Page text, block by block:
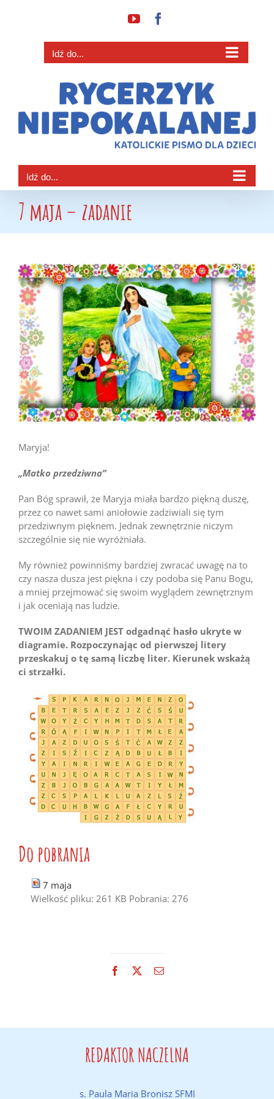
YouTube
Idź do...
Idź do...
7 maja – zadanie
Pokaż
większy
obrazek
Maryja!
„Matko przedziwna”
Pan Bóg sprawił, że Maryja miała bardzo piękną duszę,
przez co nawet sami aniołowie zadziwiali się tym
przedziwnym pięknem. Jednak zewnętrznie niczym
szczególnie się nie wyróżniała.
My również powinniśmy bardziej zwracać uwagę na to
czy nasza dusza jest piękna i czy podoba się Panu Bogu,
a mniej przejmować się swoim wyglądem zewnętrznym
i jak oceniają nas ludzie.
TWOIM ZADANIEM JEST odgadnąć hasło ukryte w
diagramie. Rozpoczynając od pierwszej litery
przeskakuj o tę samą liczbę liter. Kierunek wskażą
ci strzałki.
Do pobrania
7 maja
Wielkość pliku: 261 KB Pobrania: 276
Facebook Email
REDAKTOR NACZELNA
s. Paula Maria Bronisz SFMI